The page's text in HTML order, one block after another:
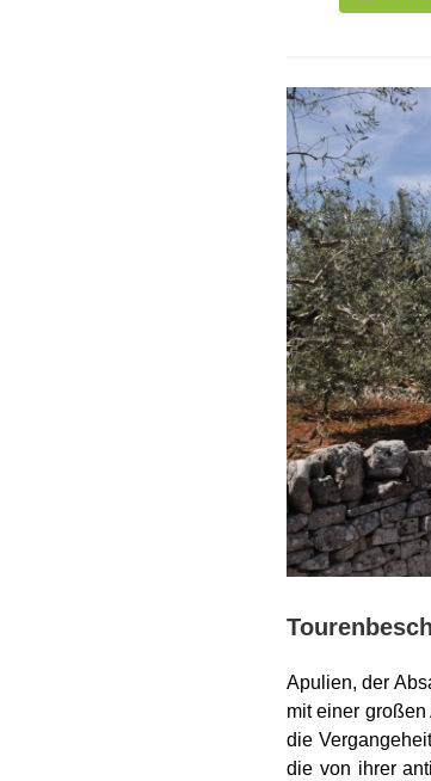
Apulien, der
mit einer
die
die von ihrer